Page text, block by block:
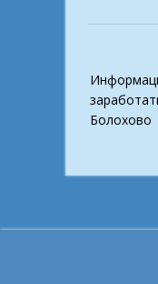
navigation
Болохово